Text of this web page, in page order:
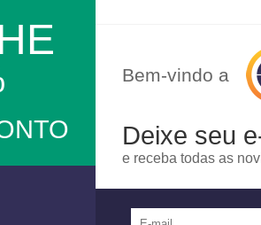
Bem-vindo a
Deixe seu
e receba todas as